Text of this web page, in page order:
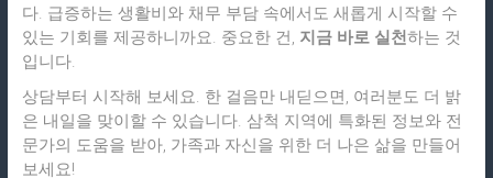
다. 급증하는 생활비와 채무 부담 속에서도 새롭게 시작할 수
있는 기회를 제공하니까요. 중요한 건, 지금 바로 실천하는 것
입니다.
상담부터 시작해 보세요. 한 걸음만 내딛으면, 여러분도 더 밝
은 내일을 맞이할 수 있습니다. 삼척 지역에 특화된 정보와 전
문가의 도움을 받아, 가족과 자신을 위한 더 나은 삶을 만들어
보세요!